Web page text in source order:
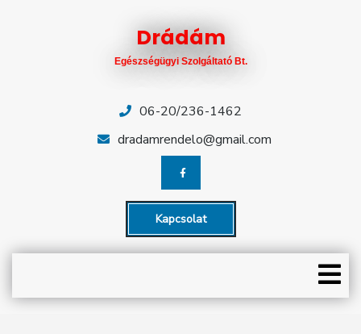
Drádám
Egészségügyi Szolgáltató Bt.
06-20/236-1462
dradamrendelo@gmail.com
Kapcsolat